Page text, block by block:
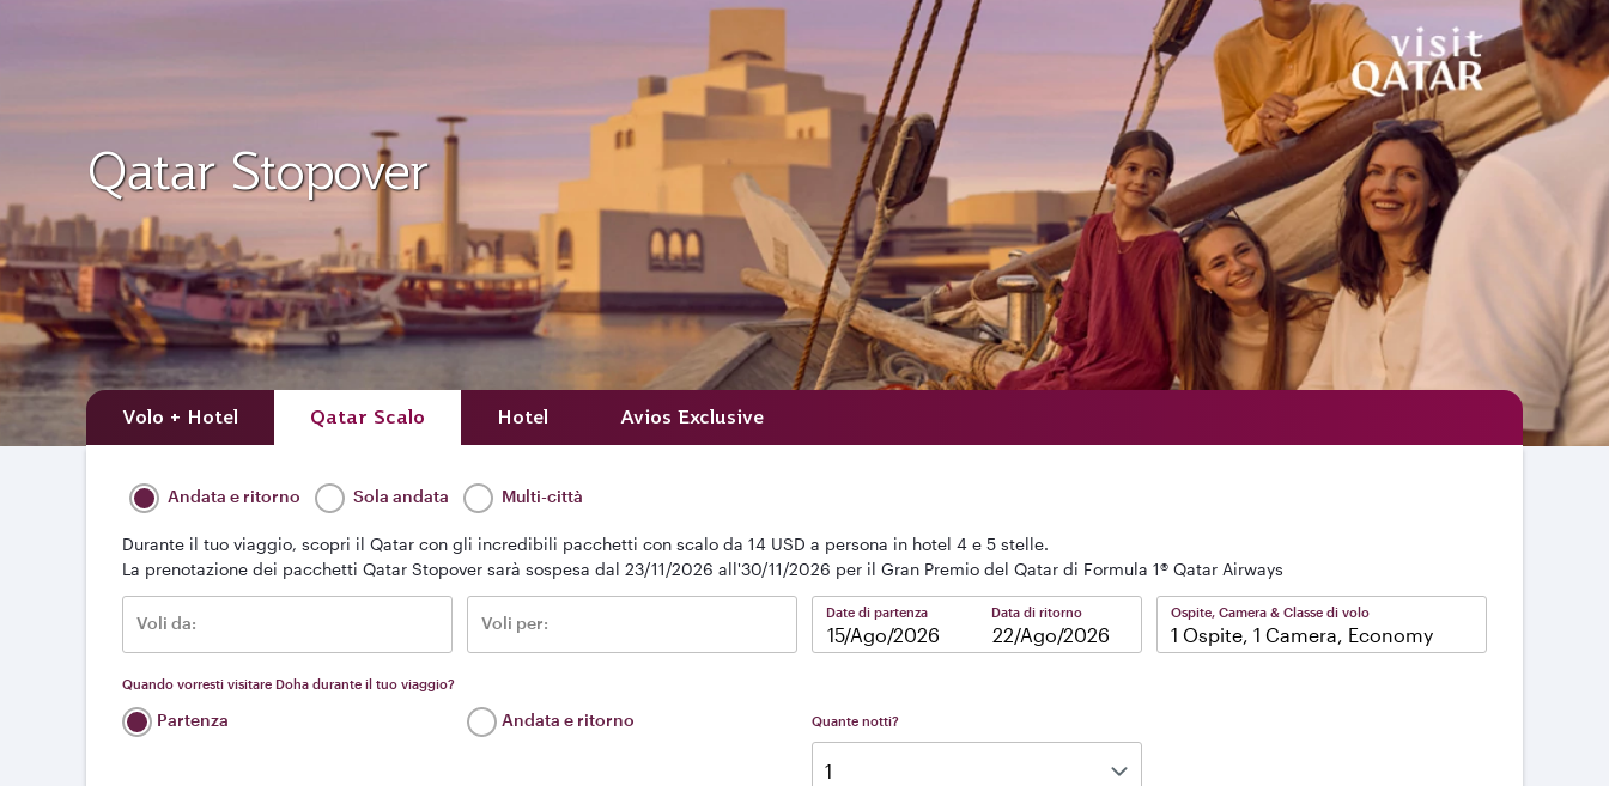
Qatar Stopover
Volo + Hotel Qatar Scalo Hotel Avios Exclusive
Andata e ritorno Sola andata Multi-città
Durante il tuo viaggio, scopri il Qatar con gli incredibili pacchetti con scalo da 14 USD a persona in hotel 4 e 5 stelle.
La prenotazione dei pacchetti Qatar Stopover sarà sospesa dal 23/11/2026 all'30/11/2026 per il Gran Premio del Qatar di Formula 1® Qatar Airways
Voli da: Voli per:
Date di partenza Data di ritorno Ospite, Camera & Classe di volo
1 Ospite, 1 Camera, Economy
Quando vorresti visitare Doha durante il tuo viaggio?
Partenza Andata e ritorno Quante notti?